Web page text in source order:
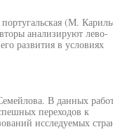
(М.
анализируют лево-
развития в условиях
В данных
переходов к
исследуемых